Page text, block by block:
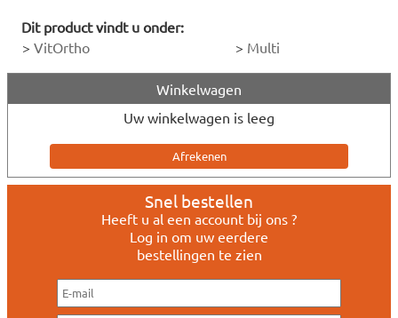
Dit product vindt u onder:
> VitOrtho > Multi
Winkelwagen
Uw winkelwagen is leeg
Snel bestellen
Heeft u al een account bij ons ?
Log in om uw eerdere
bestellingen te zien